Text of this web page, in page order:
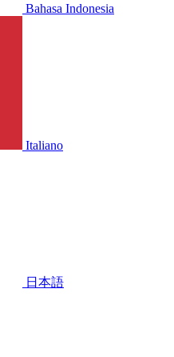
Bahasa Indonesia
Italiano
日本語